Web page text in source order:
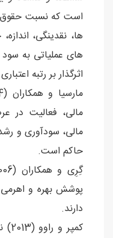
است که نسبت حقوق
ها، نقدینگی،
های عملیاتی به سود
اثرگذار بر رتبه
مالی، فعالیت در
مالی، سودآوری و
حاکم است.
پوشش بهره و اهرمی
دارند.